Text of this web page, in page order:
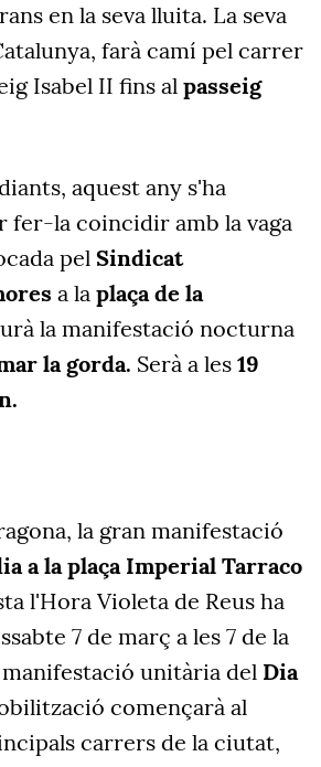
en la seva lluita. La seva
farà camí pel carrer
Isabel II fins al passeig
aquest any s'ha
fer-la coincidir amb la vaga
pel Sindicat
a la plaça de la
la manifestació nocturna
la gorda. Serà a les 19
la gran manifestació
a la plaça Imperial Tarraco
l'Hora Violeta de Reus ha
7 de març a les 7 de la
unitària del Dia
començarà al
carrers de la ciutat,